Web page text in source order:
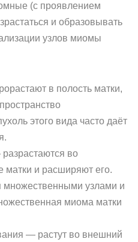
(с проявлением
и образовывать
узлов миомы
в полость матки,
этого вида часто даёт
во
матки и расширяют его.
множественными узлами и
миома матки
— растут во внешний